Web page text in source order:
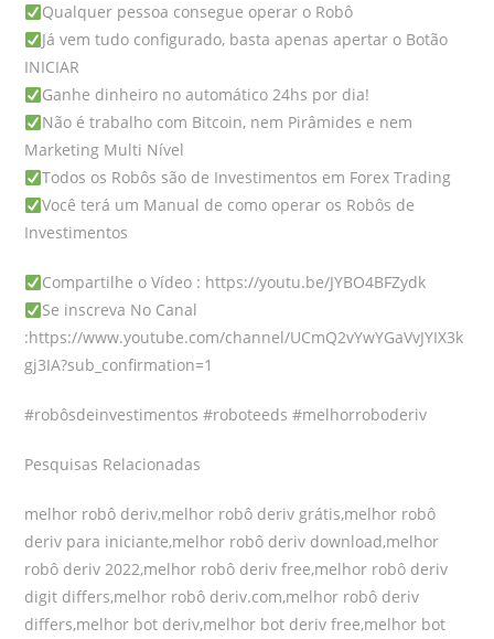
Qualquer pessoa consegue operar o Robô
Já vem tudo configurado, basta apenas apertar o Botão
INICIAR
Ganhe dinheiro no automático 24hs por dia!
Não é trabalho com Bitcoin, nem Pirâmides e nem
Marketing Multi Nível
Todos os Robôs são de Investimentos em Forex Trading
Você terá um Manual de como operar os Robôs de
Investimentos
Compartilhe o Vídeo : https://youtu.be/JYBO4BFZydk
Se inscreva No Canal
:https://www.youtube.com/channel/UCmQ2vYwYGaVvJYIX3k
gj3IA?sub_confirmation=1
#robôsdeinvestimentos #roboteeds #melhorroboderiv
Pesquisas Relacionadas
melhor robô deriv,melhor robô deriv grátis,melhor robô
deriv para iniciante,melhor robô deriv download,melhor
robô deriv 2022,melhor robô deriv free,melhor robô deriv
digit differs,melhor robô deriv.com,melhor robô deriv
differs,melhor bot deriv,melhor bot deriv free,melhor bot